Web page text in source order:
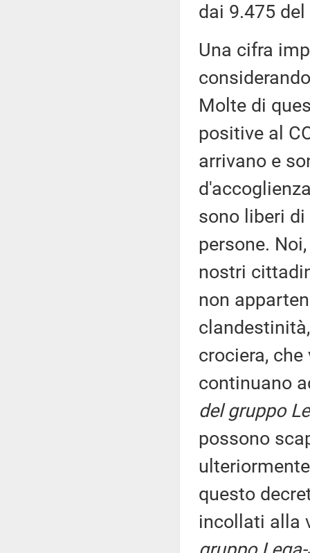
dai 9.475
Una cifra
Molte di
positive al
arrivano e
sono liberi
persone.
nostri
non
crociera,
continuano
del gruppo
possono
questo
incollati alla